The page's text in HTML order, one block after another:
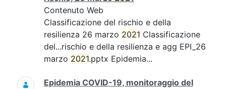
Contenuto Web
Classificazione del rischio e della
resilienza 26 marzo 2021 Classificazione
del...rischio e della resilienza e agg EPI_26
marzo 2021.pptx Epidemia...
Epidemia COVID-19, monitoraggio del